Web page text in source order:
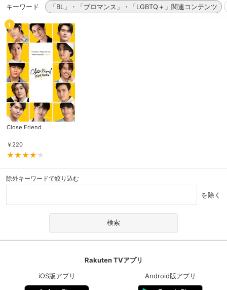
キーワード 「BL」・「ブロマンス」・「LGBTQ＋」関連コンテンツ
1
Close Friend
￥ 220
除外キーワードで絞り込む
を除く
Rakuten TVアプリ
iOS版アプリ
Android版アプリ